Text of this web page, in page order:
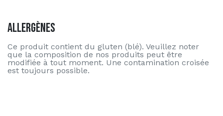
Allergènes
Ce produit contient du gluten (blé). Veuillez noter
que la composition de nos produits peut être
modifiée à tout moment. Une contamination croisée
est toujours possible.